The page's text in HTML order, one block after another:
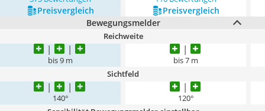
Preis­vergleich
Preis­vergleich
Bewegungsmelder
Reichweite
bis 9 m bis 7 m
Sichtfeld
140° 120°